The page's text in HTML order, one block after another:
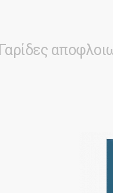
Γαρίδες